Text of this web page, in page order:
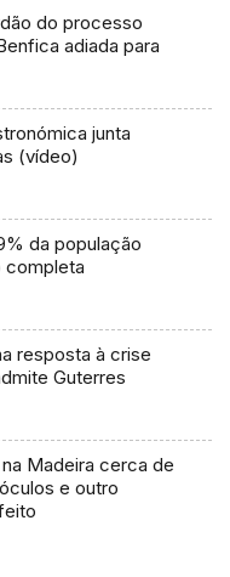
do processo
adiada para
junta
(vídeo)
da população
completa
resposta à crise
Guterres
Madeira cerca de
e outro